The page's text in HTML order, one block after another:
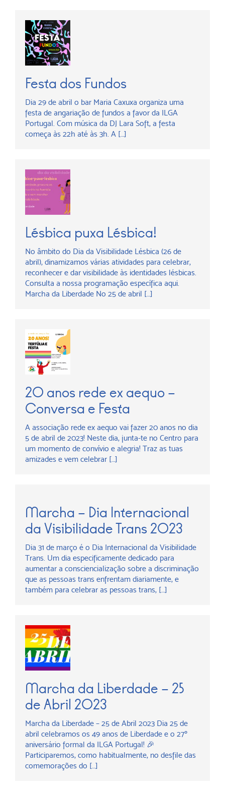
Festa dos Fundos
Dia 29 de abril o bar Maria Caxuxa organiza uma
festa de angariação de fundos a favor da ILGA
Portugal. Com música da DJ Lara Soft, a festa
começa às 22h até às 3h. A […]
Lésbica puxa Lésbica!
No âmbito do Dia da Visibilidade Lésbica (26 de
abril), dinamizamos várias atividades para celebrar,
reconhecer e dar visibilidade às identidades lésbicas.
Consulta a nossa programação específica aqui.
Marcha da Liberdade No 25 de abril […]
20 anos rede ex aequo –
Conversa e Festa
A associação rede ex aequo vai fazer 20 anos no dia
5 de abril de 2023! Neste dia, junta-te no Centro para
um momento de convívio e alegria! Traz as tuas
amizades e vem celebrar […]
Marcha – Dia Internacional
da Visibilidade Trans 2023
Dia 31 de março é o Dia Internacional da Visibilidade
Trans. Um dia especificamente dedicado para
aumentar a consciencialização sobre a discriminação
que as pessoas trans enfrentam diariamente, e
também para celebrar as pessoas trans, […]
Marcha da Liberdade – 25
de Abril 2023
Marcha da Liberdade – 25 de Abril 2023 Dia 25 de
abril celebramos os 49 anos de Liberdade e o 27º
aniversário formal da ILGA Portugal! 🎉
Participaremos, como habitualmente, no desfile das
comemorações do […]